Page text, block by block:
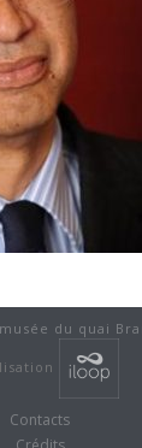
du quai
Contacts